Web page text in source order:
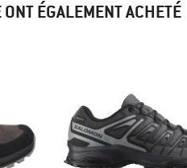
ÉGALEMENT ACHETÉ